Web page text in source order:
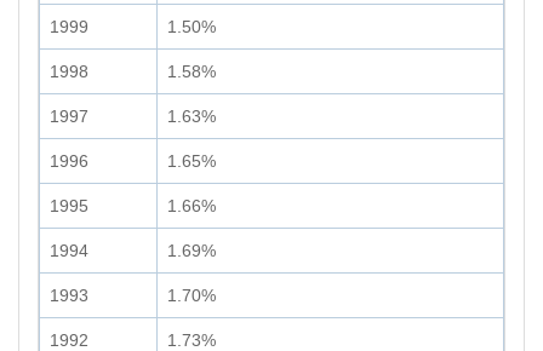
1999 1.50%
1998 1.58%
1997 1.63%
1996 1.65%
1995 1.66%
1994 1.69%
1993 1.70%
1992 1.73%